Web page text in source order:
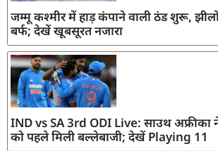
जम्मू कश्मीर में हाड़ कंपाने वाली ठंड शुरू,
बर्फ; देखें खूबसूरत नजारा
IND vs SA 3rd ODI Live: साउथ अफ्रीका
को पहले मिली बल्लेबाजी; देखें Playing 11